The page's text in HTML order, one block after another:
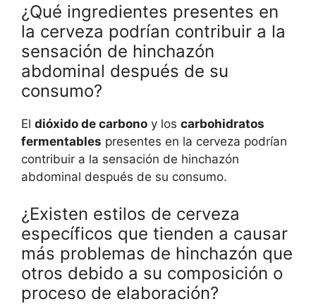
¿Qué ingredientes presentes en
la cerveza podrían contribuir a la
sensación de hinchazón
abdominal después de su
consumo?
El dióxido de carbono y los carbohidratos
fermentables presentes en la cerveza podrían
contribuir a la sensación de hinchazón
abdominal después de su consumo.
¿Existen estilos de cerveza
específicos que tienden a causar
más problemas de hinchazón que
otros debido a su composición o
proceso de elaboración?